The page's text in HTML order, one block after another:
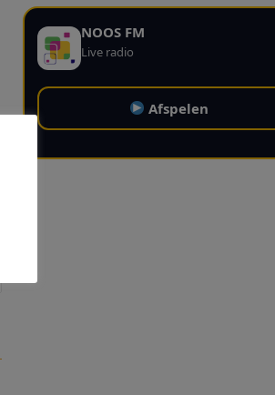
NOOS FM
Live radio
Afspelen